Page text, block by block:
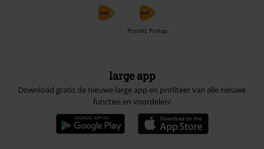
PostNL Pickup
large app
Download gratis de nieuwe large app en profiteer van alle nieuwe
functies en voordelen!